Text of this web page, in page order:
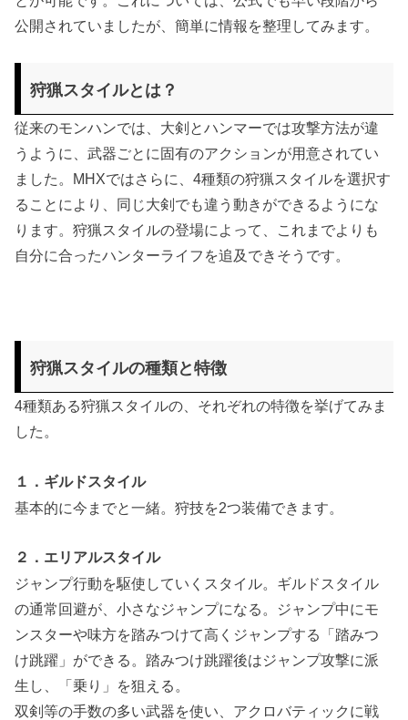
公開されていましたが、簡単に情報を整理してみます。
狩猟スタイルとは？
従来のモンハンでは、大剣とハンマーでは攻撃方法が違
うように、武器ごとに固有のアクションが用意されてい
ました。MHXではさらに、4種類の狩猟スタイルを選択す
ることにより、同じ大剣でも違う動きができるようにな
ります。狩猟スタイルの登場によって、これまでよりも
自分に合ったハンターライフを追及できそうです。
狩猟スタイルの種類と特徴
4種類ある狩猟スタイルの、それぞれの特徴を挙げてみま
した。
１．ギルドスタイル
基本的に今までと一緒。狩技を2つ装備できます。
２．エリアルスタイル
ジャンプ行動を駆使していくスタイル。ギルドスタイル
の通常回避が、小さなジャンプになる。ジャンプ中にモ
ンスターや味方を踏みつけて高くジャンプする「踏みつ
け跳躍」ができる。踏みつけ跳躍後はジャンプ攻撃に派
生し、「乗り」を狙える。
双剣等の手数の多い武器を使い、アクロバティックに戦